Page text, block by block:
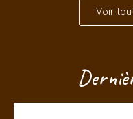
Voir